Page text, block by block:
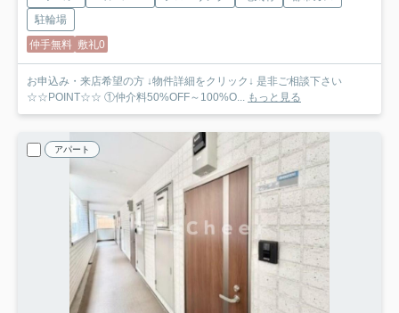
駐輪場
仲手無料 敷礼0
お申込み・来店希望の方 ↓物件詳細をクリック↓ 是非ご相談下さい
☆☆POINT☆☆ ①仲介料50%OFF～100%O...
もっと見る
アパート